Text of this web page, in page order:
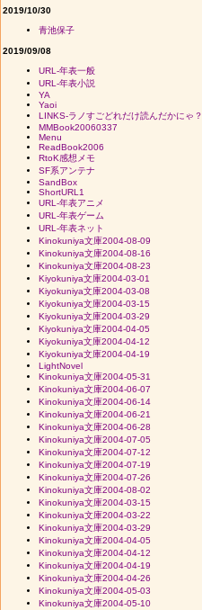
2019/10/30
青池保子
2019/09/08
URL-年表一般
URL-年表小説
YA
Yaoi
LINKS-ラノすごどれだけ読んだかにゃ？
MMBook20060337
Menu
ReadBook2006
RtoK感想メモ
SF系アンテナ
SandBox
ShortURL1
URL-年表アニメ
URL-年表ゲーム
URL-年表ネット
Kinokuniya文庫2004-08-09
Kinokuniya文庫2004-08-16
Kinokuniya文庫2004-08-23
Kiyokuniya文庫2004-03-01
Kiyokuniya文庫2004-03-08
Kiyokuniya文庫2004-03-15
Kiyokuniya文庫2004-03-29
Kiyokuniya文庫2004-04-05
Kiyokuniya文庫2004-04-12
Kiyokuniya文庫2004-04-19
LightNovel
Kinokuniya文庫2004-05-31
Kinokuniya文庫2004-06-07
Kinokuniya文庫2004-06-14
Kinokuniya文庫2004-06-21
Kinokuniya文庫2004-06-28
Kinokuniya文庫2004-07-05
Kinokuniya文庫2004-07-12
Kinokuniya文庫2004-07-19
Kinokuniya文庫2004-07-26
Kinokuniya文庫2004-08-02
Kinokuniya文庫2004-03-15
Kinokuniya文庫2004-03-22
Kinokuniya文庫2004-03-29
Kinokuniya文庫2004-04-05
Kinokuniya文庫2004-04-12
Kinokuniya文庫2004-04-19
Kinokuniya文庫2004-04-26
Kinokuniya文庫2004-05-03
Kinokuniya文庫2004-05-10